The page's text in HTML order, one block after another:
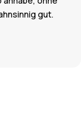
gut.